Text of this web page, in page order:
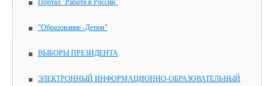
Портал "Работа в России"
"Образование -Детям"
ВЫБОРЫ ПРЕЗИДЕНТА
ЭЛЕКТРОННЫЙ ИНФОРМАЦИОННО-ОБРАЗОВАТЕЛЬНЫЙ